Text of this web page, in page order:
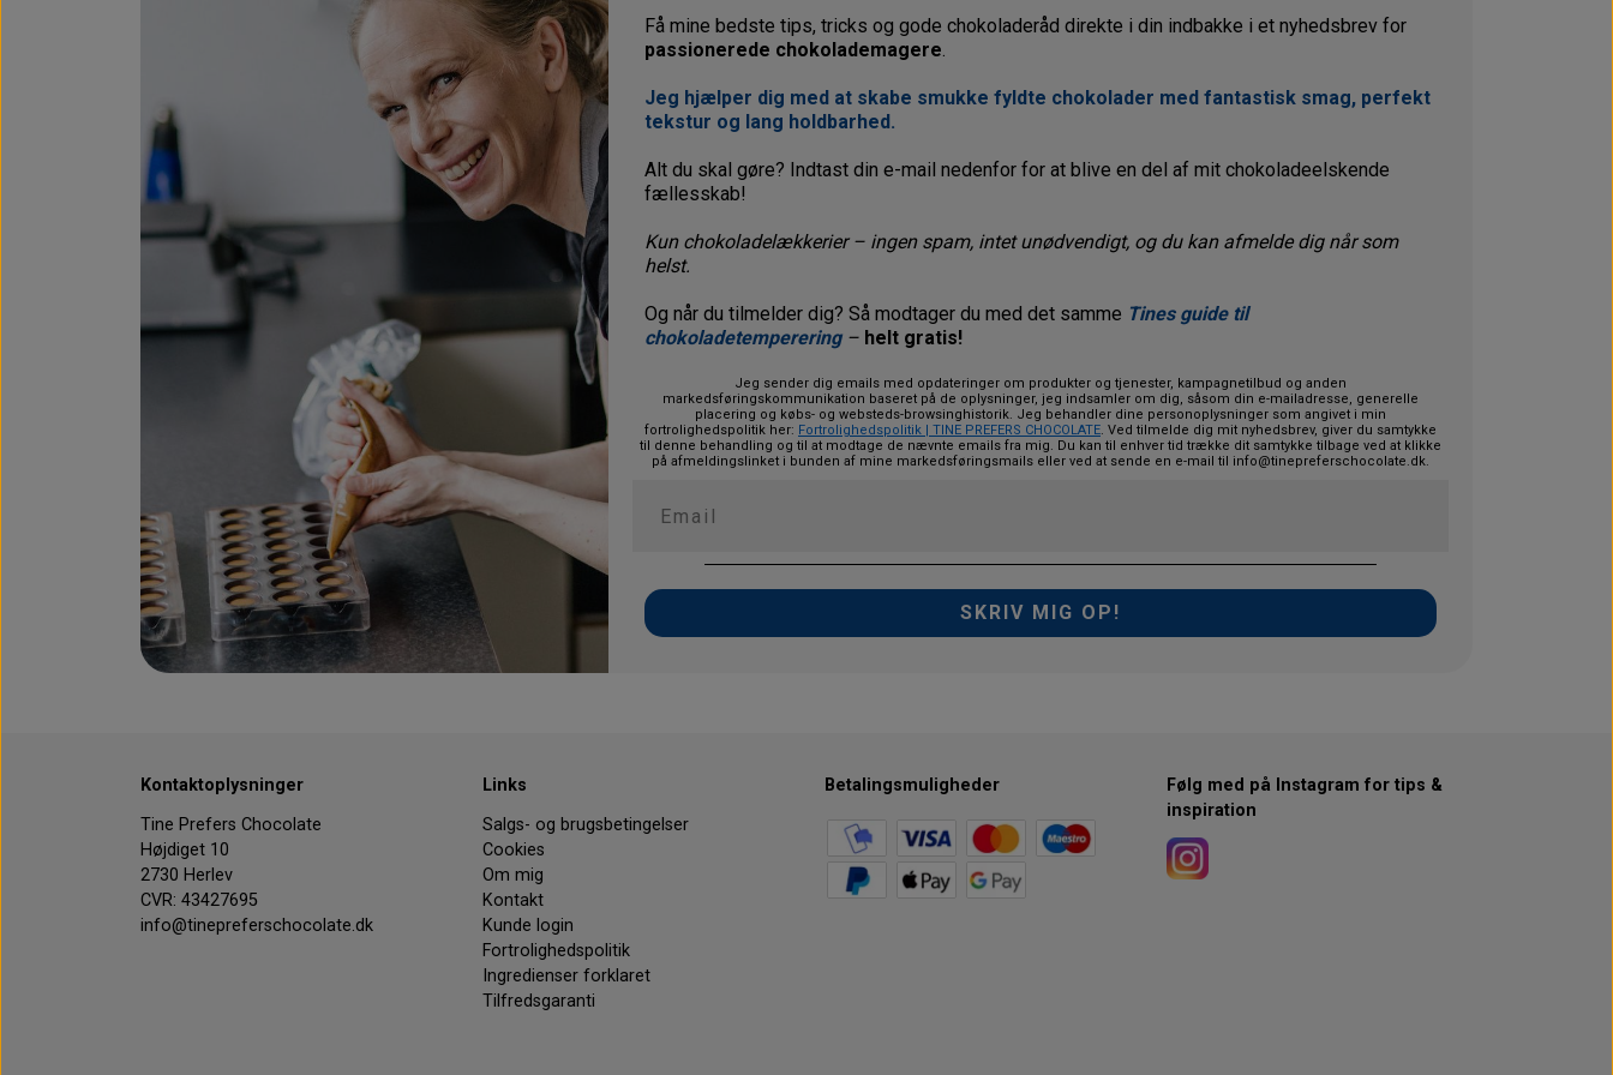
Få mine bedste tips, tricks og gode chokoladeråd direkte i din indbakke i et nyhedsbrev for
passionerede chokolademagere.
Jeg hjælper dig med at skabe smukke fyldte chokolader med fantastisk smag, perfekt
tekstur og lang holdbarhed.
Alt du skal gøre? Indtast din e-mail nedenfor for at blive en del af mit chokoladeelskende
fællesskab!
Kun chokoladelækkerier – ingen spam, intet unødvendigt, og du kan afmelde dig når som
helst.
Og når du tilmelder dig? Så modtager du med det samme Tines guide til
chokoladetemperering – helt gratis!
Jeg sender dig emails med opdateringer om produkter og tjenester, kampagnetilbud og anden
markedsføringskommunikation baseret på de oplysninger, jeg indsamler om dig, såsom din e-mailadresse, generelle
placering og købs- og websteds-browsinghistorik. Jeg behandler dine personoplysninger som angivet i min
fortrolighedspolitik her: Fortrolighedspolitik | TINE PREFERS CHOCOLATE. Ved tilmelde dig mit nyhedsbrev, giver du samtykke
til denne behandling og til at modtage de nævnte emails fra mig. Du kan til enhver tid trække dit samtykke tilbage ved at klikke
på afmeldingslinket i bunden af mine markedsføringsmails eller ved at sende en e-mail til info@tinepreferschocolate.dk.
SKRIV MIG OP!
Kontaktoplysninger
Tine Prefers Chocolate
Højdiget 10
2730 Herlev
CVR: 43427695
info@tinepreferschocolate.dk
Links
Salgs- og brugsbetingelser
Cookies
Om mig
Kontakt
Kunde login
Fortrolighedspolitik
Ingredienser forklaret
Tilfredsgaranti
Betalingsmuligheder
Følg med på Instagram for tips &
inspiration